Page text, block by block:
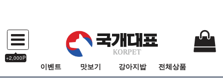
+2,000P
이벤트 맛보기 강아지밥 전체상품